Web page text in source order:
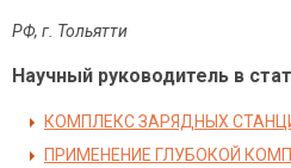
РФ, г. Тольятти
Научный руководитель в
КОМПЛЕКС ЗАРЯДНЫХ
ПРИМЕНЕНИЕ ГЛУБОКОЙ